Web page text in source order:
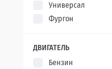
Универсал
Фургон
ДВИГАТЕЛЬ
Бензин